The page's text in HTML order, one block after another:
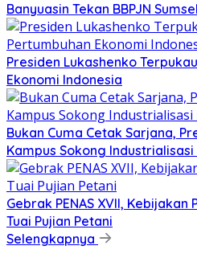
Banyuasin Tekan BBPJN Sumsel
Presiden Lukashenko
Ekonomi Indonesia
Bukan Cuma Cetak Sarjana,
Kampus Sokong Industrialisasi
Gebrak PENAS XVII, Kebijakan
Tuai Pujian Petani
Selengkapnya